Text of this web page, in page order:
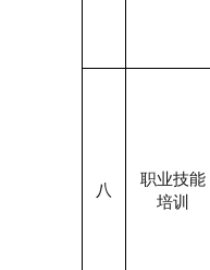
八
职业技能
培训